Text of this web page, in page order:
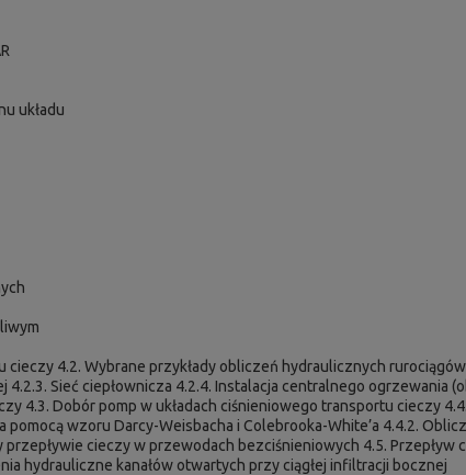
układu
4.2. Wybrane przykłady obliczeń hydraulicznych
Sieć ciepłownicza 4.2.4. Instalacja centralnego ogrzewania
4.3. Dobór pomp w układach ciśnieniowego transportu cieczy
wzoru Darcy-Weisbacha i Colebrooka-White’a 4.4.2.
cieczy w przewodach bezciśnieniowych 4.5. Przepływ
hydrauliczne kanałów otwartych przy ciągłej infiltracji bocznej